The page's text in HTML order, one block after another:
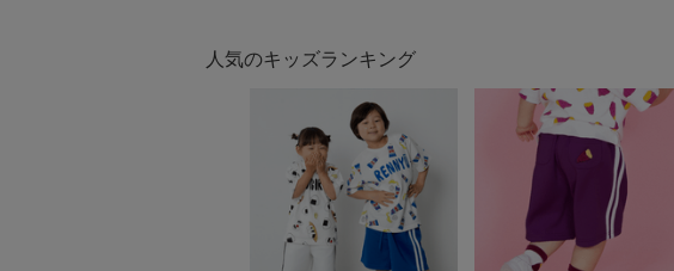
人気のキッズランキング